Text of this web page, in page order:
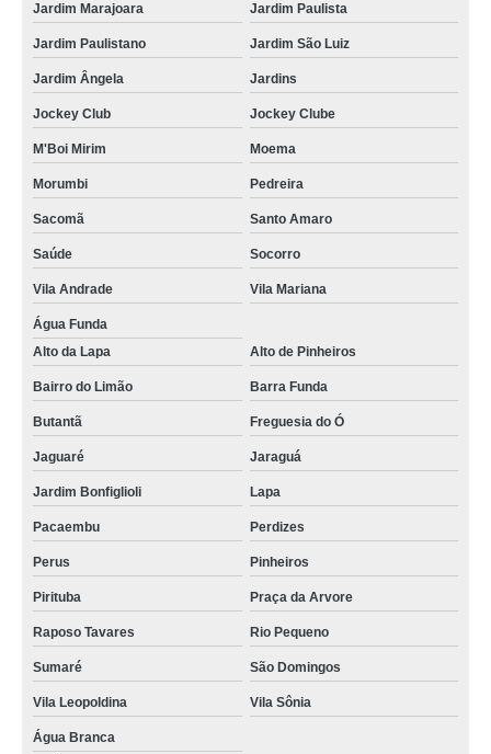
Jardim Marajoara Jardim Paulista
Jardim Paulistano Jardim São Luiz
Jardim Ângela Jardins
Jockey Club Jockey Clube
M'Boi Mirim Moema
Morumbi Pedreira
Sacomã Santo Amaro
Saúde Socorro
Vila Andrade Vila Mariana
Água Funda
Alto da Lapa
Alto de Pinheiros
Bairro do Limão Barra Funda
Butantã Freguesia do Ó
Jaguaré Jaraguá
Jardim Bonfiglioli Lapa
Pacaembu Perdizes
Perus Pinheiros
Pirituba Praça da Arvore
Raposo Tavares Rio Pequeno
Sumaré São Domingos
Vila Leopoldina Vila Sônia
Água Branca